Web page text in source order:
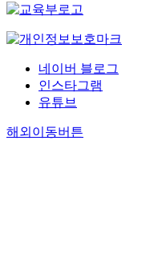
네이버 블로그
인스타그램
유튜브
해외이동버튼